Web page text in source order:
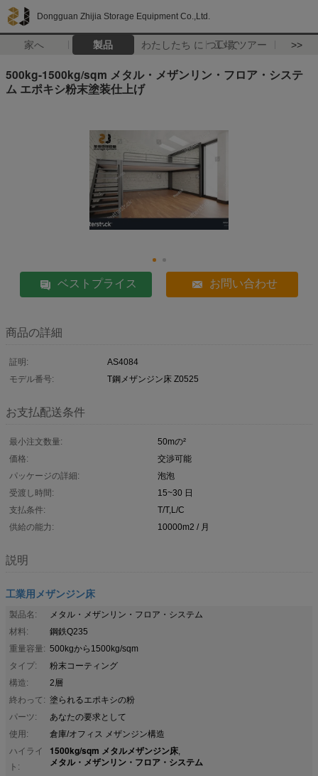
Dongguan Zhijia Storage Equipment Co.,Ltd.
家へ 製品 わたしたち に つい て工場 ツアー >>
500kg-1500kg/sqm メタル・メザンリン・フロア・システ
ム エポキシ粉末塗装仕上げ
ベストプライス お問い合わせ
商品の詳細
証明:
AS4084
モデル番号:
T鋼メザンジン床 Z0525
お支払配送条件
最小注文数量:
50mの²
価格:
交渉可能
パッケージの詳細:
泡泡
受渡し時間:
15~30 日
支払条件:
T/T,L/C
供給の能力:
10000m2 / 月
説明
工業用メザンジン床
製品名:
メタル・メザンリン・フロア・システム
材料:
鋼鉄Q235
重量容量: 500kgから1500kg/sqm
タイプ:
粉末コーティング
構造:
2層
終わって: 塗られるエポキシの粉
パーツ:
あなたの要求として
使用:
倉庫/オフィス メザンジン構造
ハイライ
ト:
1500kg/sqm メタルメザンジン床,
メタル・メザンリン・フロア・システム